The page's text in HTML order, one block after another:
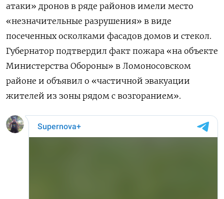
атаки» дронов в ряде районов имели место
«незначительные разрушения» в виде
посеченных осколками фасадов домов и стекол.
Губернатор подтвердил факт пожара «на объекте
Министерства Обороны» в Ломоносовском
районе и объявил о «частичной эвакуации
жителей из зоны рядом с возгоранием».